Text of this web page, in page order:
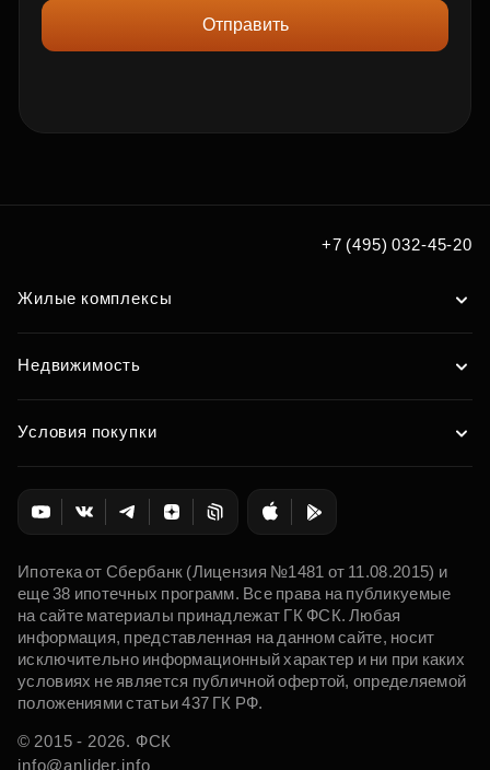
Отправить
+7 (495) 032-45-20
Жилые комплексы
Недвижимость
Условия покупки
Ипотека от Сбербанк (Лицензия №1481 от 11.08.2015) и
еще 38 ипотечных программ. Все права на публикуемые
на сайте материалы принадлежат ГК ФСК. Любая
информация, представленная на данном сайте, носит
исключительно информационный характер и ни при каких
условиях не является публичной офертой, определяемой
положениями статьи 437 ГК РФ.
© 2015 - 2026. ФСК
info@anlider.info